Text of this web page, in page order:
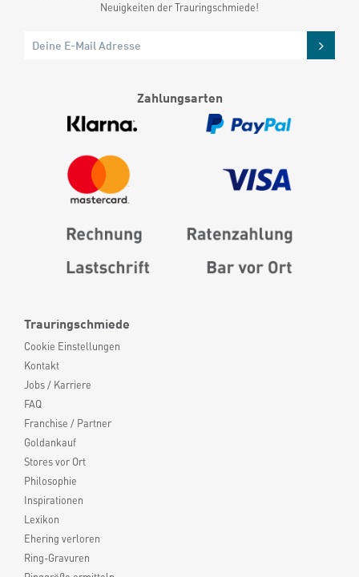
Trauringschmiede
Cookie Einstellungen
Kontakt
Jobs / Karriere
FAQ
Franchise / Partner
Goldankauf
Stores vor Ort
Philosophie
Inspirationen
Lexikon
Ehering verloren
Ring-Gravuren
Neuigkeiten der Trauringschmiede!
Zahlungsarten